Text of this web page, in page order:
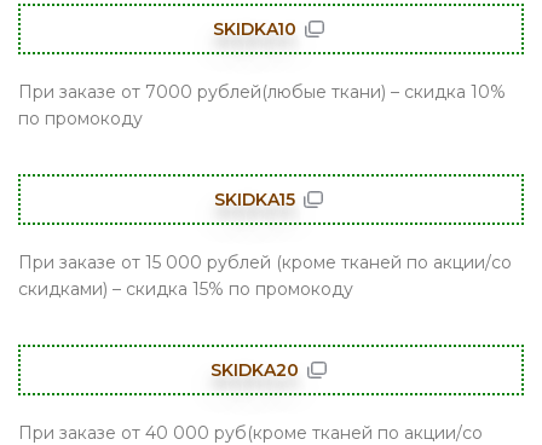
SKIDKA10
При заказе от 7000 рублей(любые ткани) – скидка 10%
по промокоду
SKIDKA15
При заказе от 15 000 рублей (кроме тканей по акции/со
скидками) – скидка 15% по промокоду
SKIDKA20
При заказе от 40 000 руб(кроме тканей по акции/со